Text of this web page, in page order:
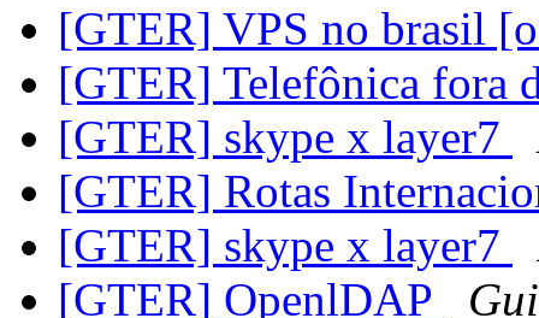
[GTER] VPS no brasil
[GTER] Telefônica fora
[GTER] skype x layer7
[GTER] Rotas
[GTER] skype x layer7
[GTER] OpenlDAP